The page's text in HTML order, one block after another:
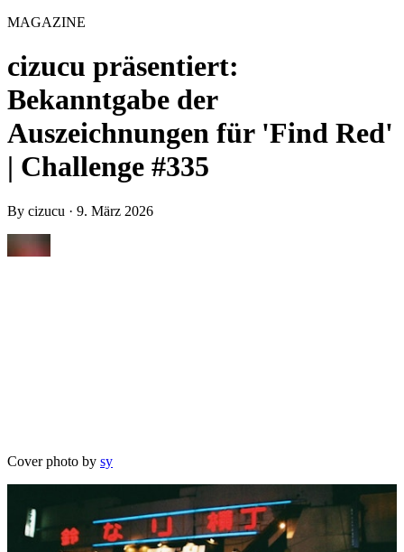
MAGAZINE
cizucu präsentiert:
Bekanntgabe der
Auszeichnungen für 'Find Red'
| Challenge #335
By cizucu · 9. März 2026
Cover photo by sy